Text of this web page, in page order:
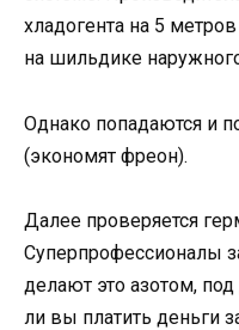
хладогента на 5
на шильдике
Однако попадаются и
(экономят фреон).
Далее проверяется
Суперпрофессионалы
делают это азотом,
ли вы платить деньги